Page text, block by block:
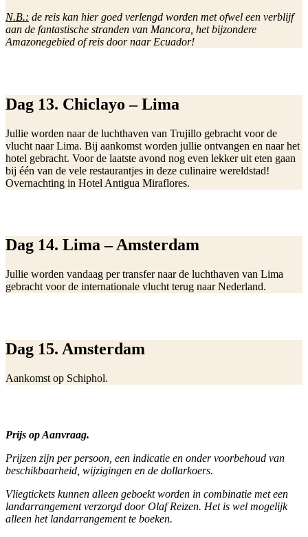
N.B.: de reis kan hier goed verlengd worden met ofwel een verblijf
aan de fantastische stranden van Mancora, het bijzondere
Amazonegebied of reis door naar Ecuador!
Dag 13. Chiclayo – Lima
Jullie worden naar de luchthaven van Trujillo gebracht voor de
vlucht naar Lima. Bij aankomst worden jullie ontvangen en naar het
hotel gebracht. Voor de laatste avond nog even lekker uit eten gaan
bij één van de vele restaurantjes in deze culinaire wereldstad!
Overnachting in Hotel Antigua Miraflores.
Dag 14. Lima – Amsterdam
Jullie worden vandaag per transfer naar de luchthaven van Lima
gebracht voor de internationale vlucht terug naar Nederland.
Dag 15. Amsterdam
Aankomst op Schiphol.
Prijs op Aanvraag.
Prijzen zijn per persoon, een indicatie en onder voorbehoud van
beschikbaarheid, wijzigingen en de dollarkoers.
Vliegtickets kunnen alleen geboekt worden in combinatie met een
landarrangement verzorgd door Olaf Reizen. Het is wel mogelijk
alleen het landarrangement te boeken.